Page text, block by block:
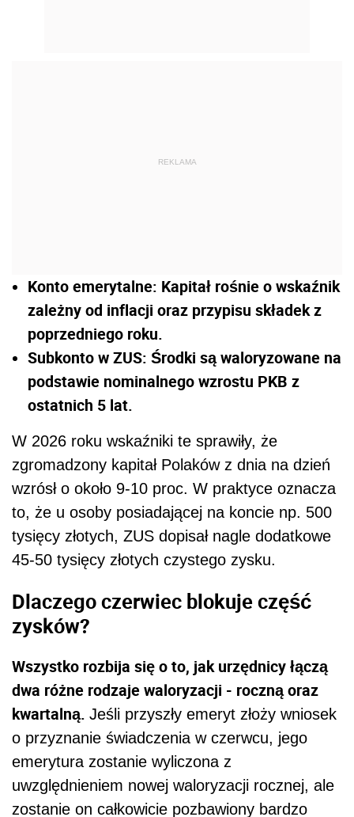
REKLAMA
Konto emerytalne: Kapitał rośnie o wskaźnik
zależny od inflacji oraz przypisu składek z
poprzedniego roku.
Subkonto w ZUS: Środki są waloryzowane na
podstawie nominalnego wzrostu PKB z
ostatnich 5 lat.
W 2026 roku wskaźniki te sprawiły, że
zgromadzony kapitał Polaków z dnia na dzień
wzrósł o około 9-10 proc. W praktyce oznacza
to, że u osoby posiadającej na koncie np. 500
tysięcy złotych, ZUS dopisał nagle dodatkowe
45-50 tysięcy złotych czystego zysku.
Dlaczego czerwiec blokuje część
zysków?
Wszystko rozbija się o to, jak urzędnicy łączą
dwa różne rodzaje waloryzacji - roczną oraz
kwartalną. Jeśli przyszły emeryt złoży wniosek
o przyznanie świadczenia w czerwcu, jego
emerytura zostanie wyliczona z
uwzględnieniem nowej waloryzacji rocznej, ale
zostanie on całkowicie pozbawiony bardzo